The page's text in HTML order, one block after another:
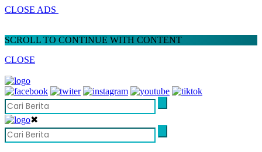
CLOSE ADS
SCROLL TO CONTINUE WITH CONTENT
CLOSE
✖